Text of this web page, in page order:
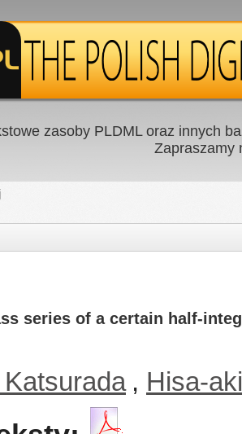
zasoby PLDML oraz innych
Zapraszamy
series of a certain half-
, Hisa-